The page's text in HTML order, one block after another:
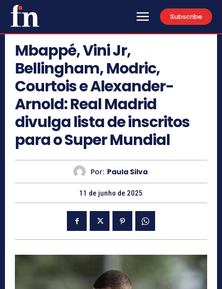
Subscribe
Mbappé, Vini Jr,
Bellingham, Modric,
Courtois e Alexander-
Arnold: Real Madrid
divulga lista de inscritos
para o Super Mundial
Por: Paula Silva
11 de junho de 2025